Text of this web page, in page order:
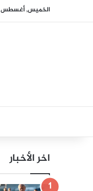
الخميس, أغسطس 6 2026
اخر الأخبار